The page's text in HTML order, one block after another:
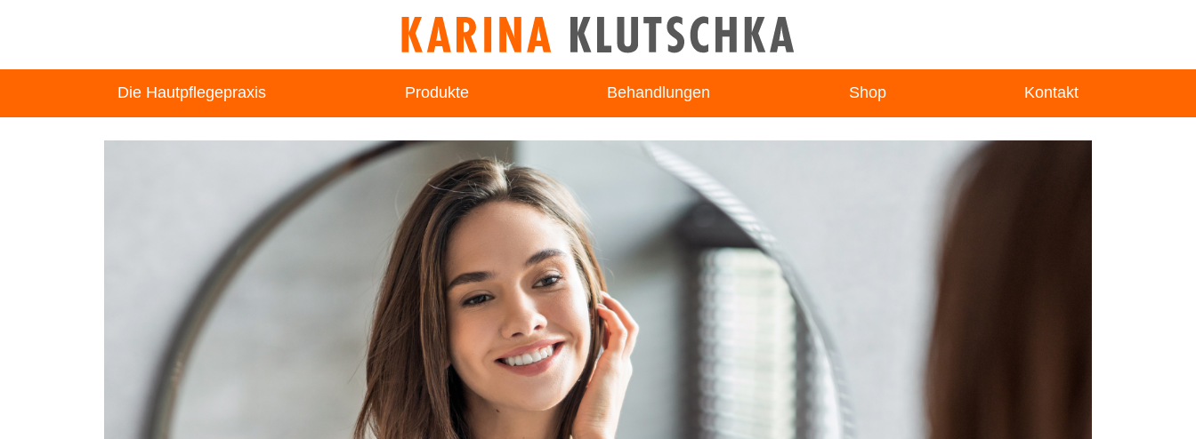
Die Hautpflegepraxis Produkte Behandlungen Shop Kontakt